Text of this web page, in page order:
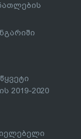
2019-2020